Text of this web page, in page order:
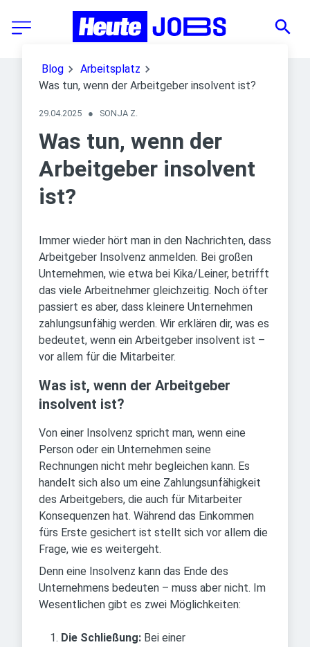
Blog
Arbeitsplatz
Was tun, wenn der Arbeitgeber insolvent ist?
29.04.2025 ● SONJA Z.
Was tun, wenn der
Arbeitgeber insolvent
ist?
Immer wieder hört man in den Nachrichten, dass
Arbeitgeber Insolvenz anmelden. Bei großen
Unternehmen, wie etwa bei Kika/Leiner, betrifft
das viele Arbeitnehmer gleichzeitig. Noch öfter
passiert es aber, dass kleinere Unternehmen
zahlungsunfähig werden. Wir erklären dir, was es
bedeutet, wenn ein Arbeitgeber insolvent ist –
vor allem für die Mitarbeiter.
Was ist, wenn der Arbeitgeber
insolvent ist?
Von einer Insolvenz spricht man, wenn eine
Person oder ein Unternehmen seine
Rechnungen nicht mehr begleichen kann. Es
handelt sich also um eine Zahlungsunfähigkeit
des Arbeitgebers, die auch für Mitarbeiter
Konsequenzen hat. Während das Einkommen
fürs Erste gesichert ist stellt sich vor allem die
Frage, wie es weitergeht.
Denn eine Insolvenz kann das Ende des
Unternehmens bedeuten – muss aber nicht. Im
Wesentlichen gibt es zwei Möglichkeiten:
Die Schließung: Bei einer